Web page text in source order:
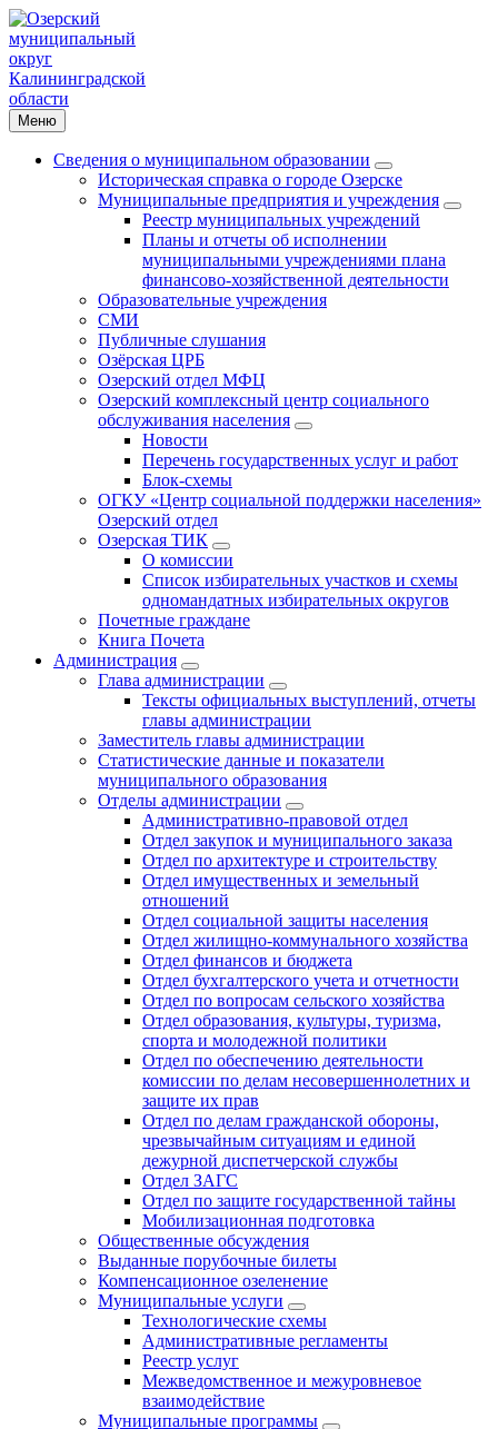
Меню
Сведения о муниципальном образовании
Историческая справка о городе Озерске
Муниципальные предприятия и учреждения
Реестр муниципальных учреждений
Планы и отчеты об исполнении
муниципальными учреждениями плана
финансово-хозяйственной деятельности
Образовательные учреждения
СМИ
Публичные слушания
Озёрская ЦРБ
Озерский отдел МФЦ
Озерский комплексный центр социального
обслуживания населения
Новости
Перечень государственных услуг и работ
Блок-схемы
ОГКУ «Центр социальной поддержки населения»
Озерский отдел
Озерская ТИК
О комиссии
Список избирательных участков и схемы
одномандатных избирательных округов
Почетные граждане
Книга Почета
Администрация
Глава администрации
Тексты официальных выступлений, отчеты
главы администрации
Заместитель главы администрации
Статистические данные и показатели
муниципального образования
Отделы администрации
Административно-правовой отдел
Отдел закупок и муниципального заказа
Отдел по архитектуре и строительству
Отдел имущественных и земельный
отношений
Отдел социальной защиты населения
Отдел жилищно-коммунального хозяйства
Отдел финансов и бюджета
Отдел бухгалтерского учета и отчетности
Отдел по вопросам сельского хозяйства
Отдел образования, культуры, туризма,
спорта и молодежной политики
Отдел по обеспечению деятельности
комиссии по делам несовершеннолетних и
защите их прав
Отдел по делам гражданской обороны,
чрезвычайным ситуациям и единой
дежурной диспетчерской службы
Отдел ЗАГС
Отдел по защите государственной тайны
Мобилизационная подготовка
Общественные обсуждения
Выданные порубочные билеты
Компенсационное озеленение
Муниципальные услуги
Технологические схемы
Административные регламенты
Реестр услуг
Межведомственное и межуровневое
взаимодействие
Муниципальные программы